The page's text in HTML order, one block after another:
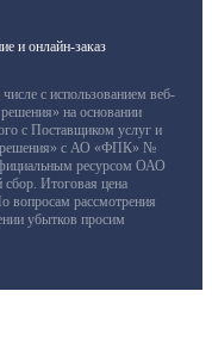
и онлайн-заказ
с использованием веб-
на основании
с Поставщиком услуг и
с АО «ФПК» №
ресурсом ОАО
Итоговая цена
вопросам рассмотрения
убытков просим